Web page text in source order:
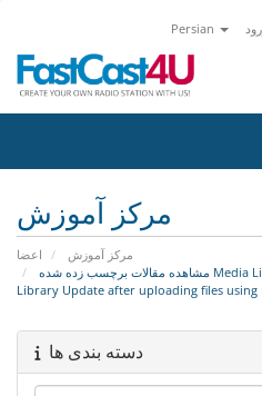
Persian
مرکز آموزش
اعضا
مرکز آموزش
Library Update after uploading files using
دسته بندی ها